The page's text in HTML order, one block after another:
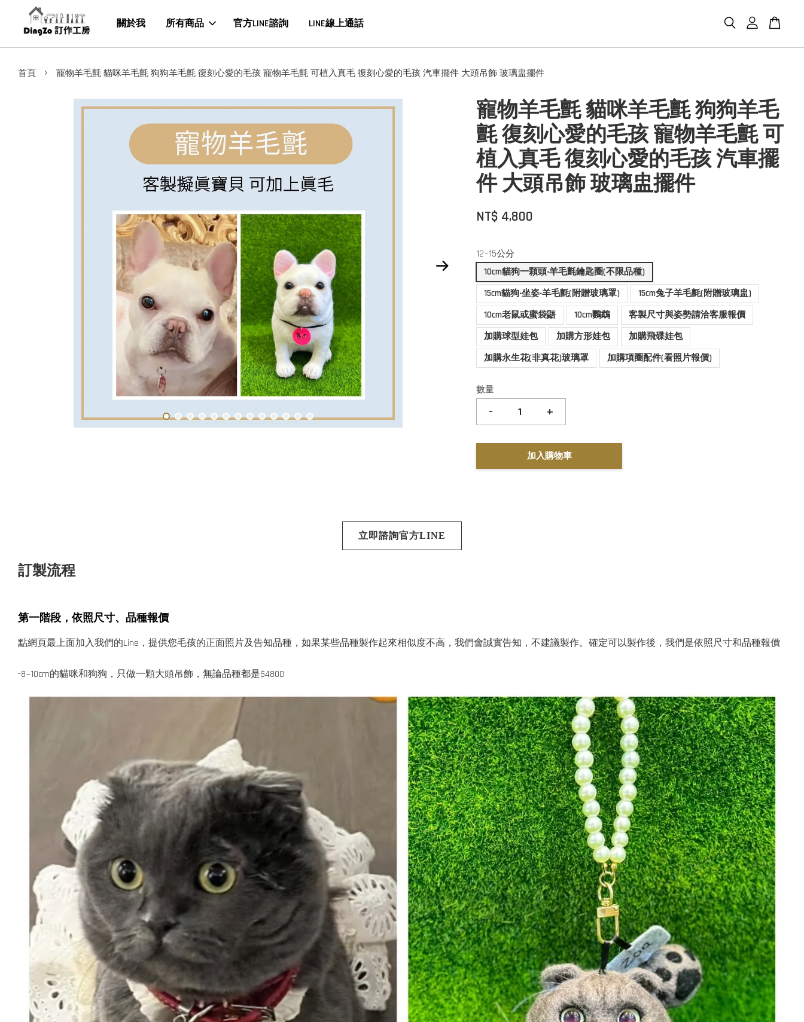
關於我 所有商品 官方LINE諮詢 LINE線上通話
首頁 › 寵物羊毛氈 貓咪羊毛氈 狗狗羊毛氈 復刻心愛的毛孩 寵物羊毛氈 可植入真毛 復刻心愛的毛孩 汽車擺件 大頭吊飾 玻璃盅擺件
寵物羊毛氈 貓咪羊毛氈 狗狗羊毛
氈 復刻心愛的毛孩 寵物羊毛氈 可
植入真毛 復刻心愛的毛孩 汽車擺
件 大頭吊飾 玻璃盅擺件
NT$ 4,800
12~15公分
10cm貓狗一顆頭‧羊毛氈鑰匙圈(不限品種)
15cm貓狗‧坐姿‧羊毛氈(附贈玻璃罩)
15cm兔子羊毛氈(附贈玻璃盅)
10cm老鼠或蜜袋鼯
10cm鸚鵡
客製尺寸與姿勢請洽客服報價
加購球型娃包
加購方形娃包
加購飛碟娃包
加購永生花(非真花)玻璃罩
加購項圈配件(看照片報價)
數量
- +
加入購物車
立即諮詢官方LINE
訂製流程
第一階段， 依照尺寸、品種報價
點網頁最上面加入我們的Line ，提供您毛孩的正面照片及告知品種，如果某些品種製作起來相似度不高，我們會誠實告知，不建議製作。 確定可以製作後，我們是依照尺寸和品種報價
-8~10cm的貓咪和狗狗，只做一顆大頭吊飾， 無論品種都是$4800